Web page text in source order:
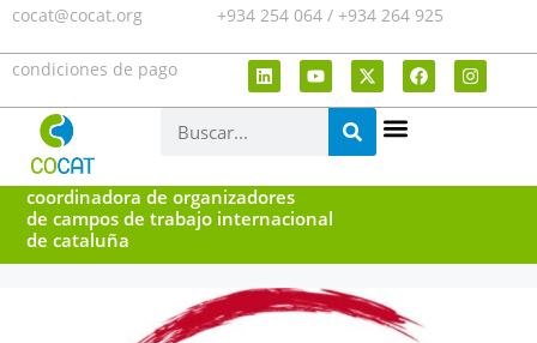
cocat@cocat.org +934 254 064 / +934 264 925
condiciones de pago
coordinadora de organizadores
de campos de trabajo internacional
de cataluña